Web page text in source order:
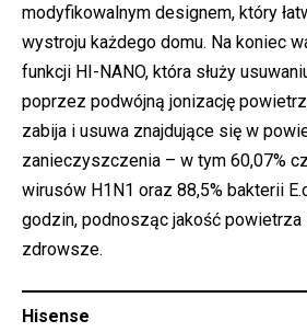
modyfikowalnym designem, który
wystroju każdego domu. Na koniec
funkcji HI-NANO, która służy
poprzez podwójną jonizację
zabija i usuwa znajdujące się w
zanieczyszczenia – w tym 60,07%
wirusów H1N1 oraz 88,5% bakterii
godzin, podnosząc jakość
zdrowsze.
Hisense